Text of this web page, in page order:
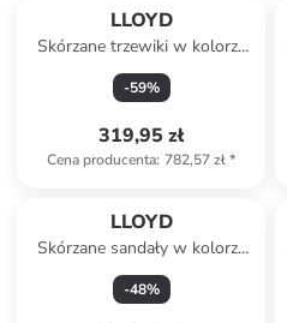
LLOYD
Skórzane trzewiki w kolorze
brązowym
-59%
319,95 zł
Cena producenta: 782,57 zł*
LLOYD
Skórzane sandały w kolorze
czarnym
-48%